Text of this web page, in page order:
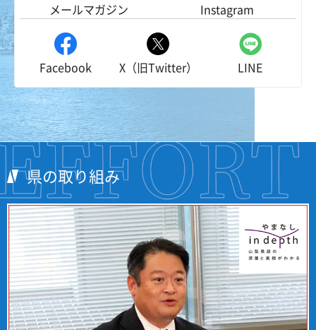
メールマガジン Instagram
Facebook X（旧Twitter） LINE
県の取り組み